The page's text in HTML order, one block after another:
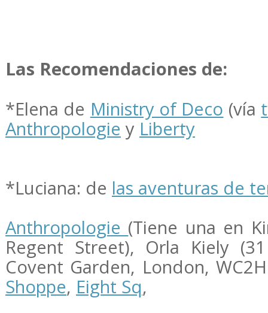
Las Recomendaciones de:
*Elena de Ministry of Deco (vía
Anthropologie y Liberty
*Luciana: de las aventuras de
Anthropologie (Tiene una en
Regent Street), Orla Kiely
Covent Garden, London,
Shoppe, Eight Sq,